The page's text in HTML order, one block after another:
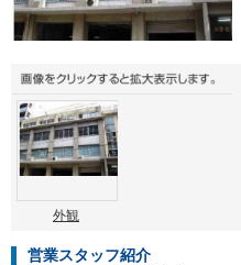
外観
営業スタッフ紹介